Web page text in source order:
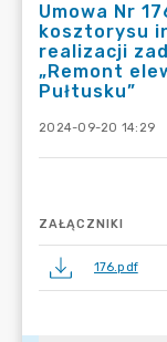
Umowa Nr
kosztorysu
realizacji
„Remont
Pułtusku”
2024-09-20 14:29
ZAŁĄCZNIKI
176.pdf